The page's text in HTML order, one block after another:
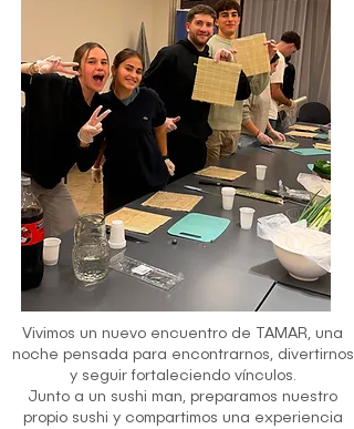
Vivimos un nuevo encuentro de TAMAR, una
noche pensada para encontrarnos, divertirnos
y seguir fortaleciendo vínculos.
Junto a un sushi man, preparamos nuestro
propio sushi y compartimos una experiencia